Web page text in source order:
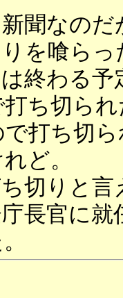
い顔に
のことが
を配って
いうクレ
に任意同
シンにク
汚いこと
予想以
んなのは
ですね。
聞なのだ
を喰ら
終わる予
ち切ら
打ち切
ど。
切りと言
長官に